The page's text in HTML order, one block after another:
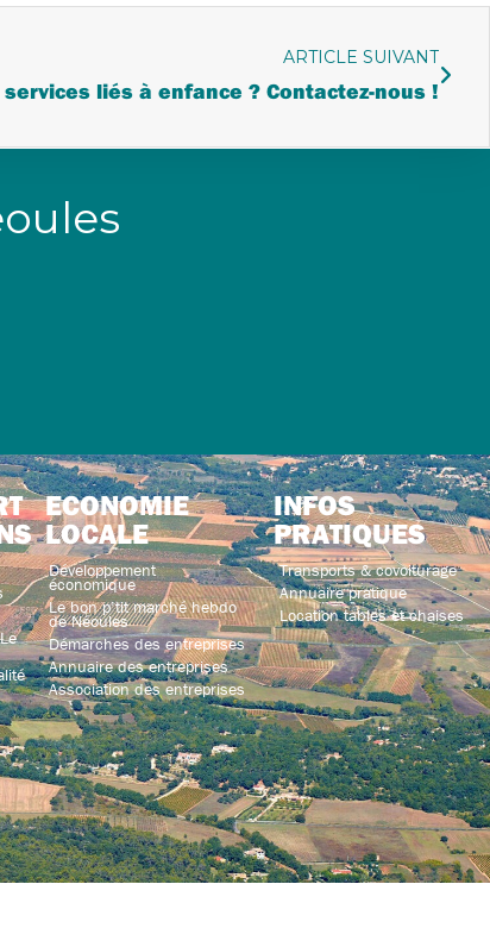
ARTICLE SUIVANT
liés à enfance ? Contactez-nous !
ECONOMIE
LOCALE
Développement
économique
Le bon p’tit marché hebdo
de Néoules
Démarches des entreprises
Annuaire des entreprises
Association des entreprises
INFOS
PRATIQUES
Transports & covoiturage
Annuaire pratique
Location tables et chaises